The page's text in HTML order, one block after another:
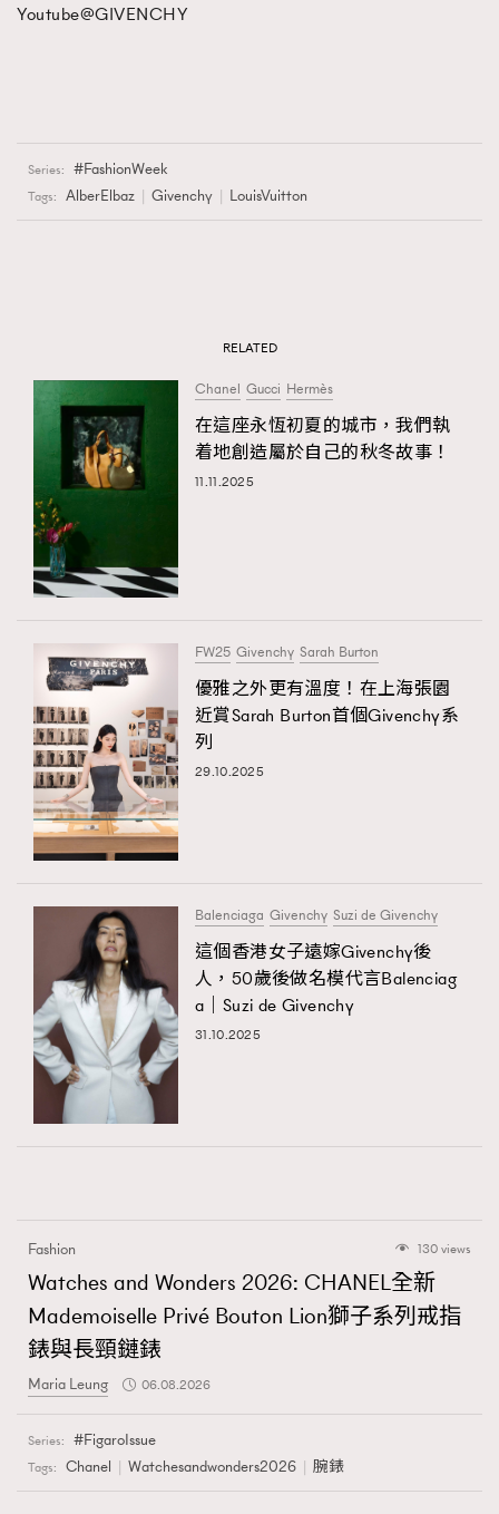
Youtube@GIVENCHY
Series: FashionWeek
Tags: AlberElbaz Givenchy LouisVuitton
RELATED
Chanel Gucci Hermès
在這座永恆初夏的城市，我們執
着地創造屬於自己的秋冬故事！
11.11.2025
FW25 Givenchy Sarah Burton
優雅之外更有溫度！在上海張園
近賞Sarah Burton首個Givenchy系
列
29.10.2025
Balenciaga Givenchy Suzi de Givenchy
這個香港女子遠嫁Givenchy後
人，50歲後做名模代言Balenciag
a｜Suzi de Givenchy
31.10.2025
Fashion 130 views
Watches and Wonders 2026: CHANEL全新
Mademoiselle Privé Bouton Lion獅子系列戒指
錶與長頸鏈錶
Maria Leung 06.08.2026
Series: FigaroIssue
Tags: Chanel Watchesandwonders2026 腕錶